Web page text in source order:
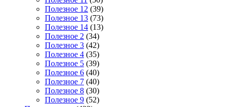
Полезное 12 (39)
Полезное 13 (73)
Полезное 14 (13)
Полезное 2 (34)
Полезное 3 (42)
Полезное 4 (35)
Полезное 5 (39)
Полезное 6 (40)
Полезное 7 (40)
Полезное 8 (30)
Полезное 9 (52)